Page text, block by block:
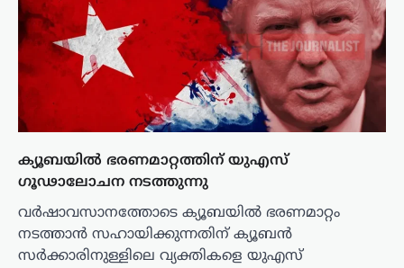
ക്യൂബയിൽ ഭരണമാറ്റത്തിന് യുഎസ്
ഗൂഢാലോചന നടത്തുന്നു
വർഷാവസാനത്തോടെ ക്യൂബയിൽ ഭരണമാറ്റം
നടത്താൻ സഹായിക്കുന്നതിന് ക്യൂബൻ
സർക്കാരിനുള്ളിലെ വ്യക്തികളെ യുഎസ്